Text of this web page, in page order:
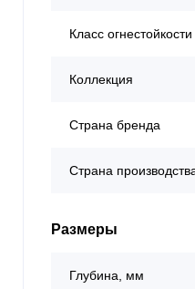
Класс огнестойкости
Коллекция
Страна бренда
Страна
Размеры
Глубина, мм